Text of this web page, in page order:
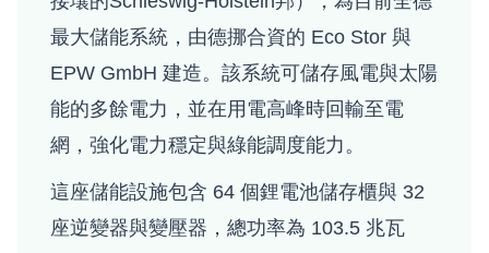
最大儲能系統，由德挪合資的 Eco Stor 與
EPW GmbH 建造。該系統可儲存風電與太陽
能的多餘電力，並在用電高峰時回輸至電
網，強化電力穩定與綠能調度能力。
這座儲能設施包含 64 個鋰電池儲存櫃與 32
座逆變器與變壓器，總功率為 103.5 兆瓦